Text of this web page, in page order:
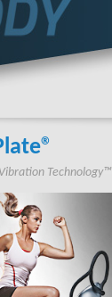
Technology™